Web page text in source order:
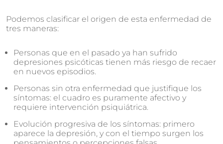
Podemos clasificar el origen de esta enfermedad de
tres maneras:
Personas que en el pasado ya han sufrido
depresiones psicóticas tienen más riesgo de recaer
en nuevos episodios.
Personas sin otra enfermedad que justifique los
síntomas: el cuadro es puramente afectivo y
requiere intervención psiquiátrica.
Evolución progresiva de los síntomas: primero
aparece la depresión, y con el tiempo surgen los